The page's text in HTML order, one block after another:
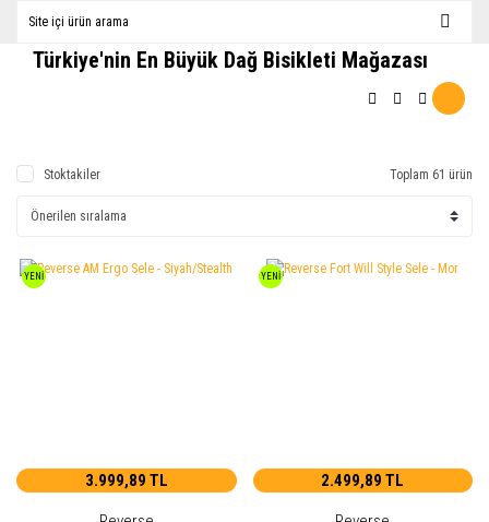
Türkiye'nin En Büyük Dağ Bisikleti Mağazası
Stoktakiler Toplam 61 ürün
YENİ
3.999,89 TL
YENİ
2.499,89 TL